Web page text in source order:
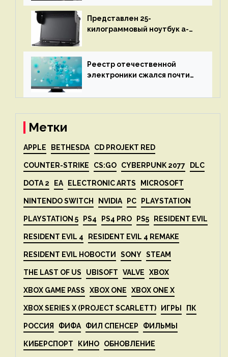
представят 18 апреля
Представлен 25-
килограммовый ноутбук a-
до 3 Тбайт DDR5 и шесть
дисплеев
Реестр отечественной
электроники сжался почти
Метки
APPLE BETHESDA CD PROJEKT RED
COUNTER-STRIKE CS:GO CYBERPUNK 2077 DLC
DOTA 2 EA ELECTRONIC ARTS MICROSOFT
NINTENDO SWITCH NVIDIA PC PLAYSTATION
PLAYSTATION 5 PS4 PS4 PRO PS5 RESIDENT EVIL
RESIDENT EVIL 4 RESIDENT EVIL 4 REMAKE
RESIDENT EVIL НОВОСТИ SONY STEAM
THE LAST OF US UBISOFT VALVE XBOX
XBOX GAME PASS XBOX ONE XBOX ONE X
XBOX SERIES X (PROJECT SCARLETT) ИГРЫ ПК
РОССИЯ ФИФА ФИЛ СПЕНСЕР ФИЛЬМЫ
КИБЕРСПОРТ КИНО ОБНОВЛЕНИЕ